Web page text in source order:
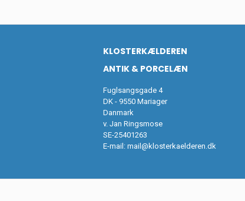
KLOSTERKÆLDEREN
ANTIK & PORCELÆN
Fuglsangsgade 4
DK - 9550 Mariager
Danmark
v. Jan Ringsmose
SE-25401263
E-mail: mail@klosterkaelderen.dk